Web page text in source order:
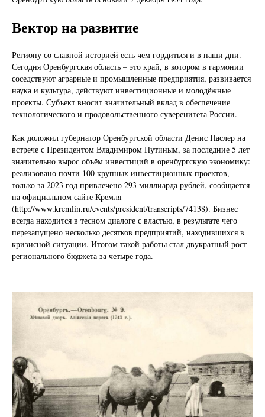
Вектор на развитие
Региону со славной историей есть чем гордиться и в наши дни.
Сегодня Оренбургская область – это край, в котором в гармонии
соседствуют аграрные и промышленные предприятия, развивается
наука и культура, действуют инвестиционные и молодёжные
проекты. Субъект вносит значительный вклад в обеспечение
технологического и продовольственного суверенитета России.
Как доложил губернатор Оренбургской области Денис Паслер на
встрече с Президентом Владимиром Путиным, за последние 5 лет
значительно вырос объём инвестиций в оренбургскую экономику:
реализовано почти 100 крупных инвестиционных проектов,
только за 2023 год привлечено 293 миллиарда рублей, сообщается
на официальном сайте Кремля
(http://www.kremlin.ru/events/president/transcripts/74138). Бизнес
всегда находится в тесном диалоге с властью, в результате чего
перезапущено несколько десятков предприятий, находившихся в
кризисной ситуации. Итогом такой работы стал двукратный рост
регионального бюджета за четыре года.